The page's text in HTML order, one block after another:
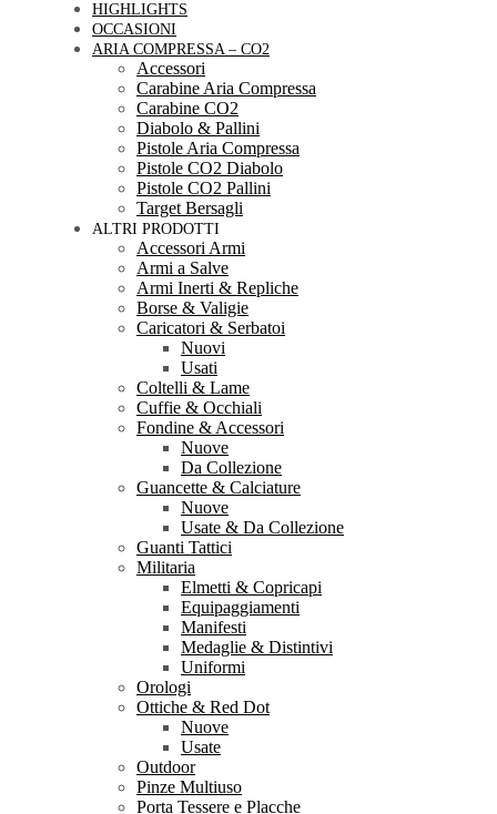
HIGHLIGHTS
OCCASIONI
ARIA COMPRESSA – CO2
Accessori
Carabine Aria Compressa
Carabine CO2
Diabolo & Pallini
Pistole Aria Compressa
Pistole CO2 Diabolo
Pistole CO2 Pallini
Target Bersagli
ALTRI PRODOTTI
Accessori Armi
Armi a Salve
Armi Inerti & Repliche
Borse & Valigie
Caricatori & Serbatoi
Nuovi
Usati
Coltelli & Lame
Cuffie & Occhiali
Fondine & Accessori
Nuove
Da Collezione
Guancette & Calciature
Nuove
Usate & Da Collezione
Guanti Tattici
Militaria
Elmetti & Copricapi
Equipaggiamenti
Manifesti
Medaglie & Distintivi
Uniformi
Orologi
Ottiche & Red Dot
Nuove
Usate
Outdoor
Pinze Multiuso
Porta Tessere e Placche